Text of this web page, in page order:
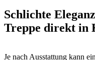
Schlichte
Treppe direkt in
Je nach Ausstattung kann